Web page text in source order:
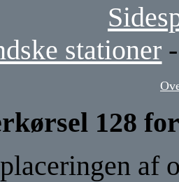
stationer
128
af